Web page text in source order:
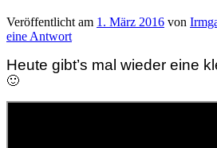
Veröffentlicht am 1. März 2016 von
eine Antwort
Heute gibt’s mal wieder eine
🙂